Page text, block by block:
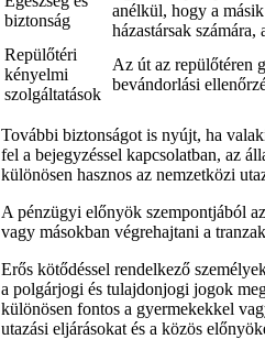
biztonság
anélkül, hogy a
házastársak
Repülőtéri
kényelmi
szolgáltatások
Az út az repülőtéren
bevándorlási
További biztonságot is nyújt, ha
fel a bejegyzéssel kapcsolatban, az
különösen hasznos az nemzetközi
A pénzügyi előnyök szempontjából
vagy másokban végrehajtani a
Erős kötődéssel rendelkező
a polgárjogi és tulajdonjogi jogok
különösen fontos a gyermekekkel
utazási eljárásokat és a közös